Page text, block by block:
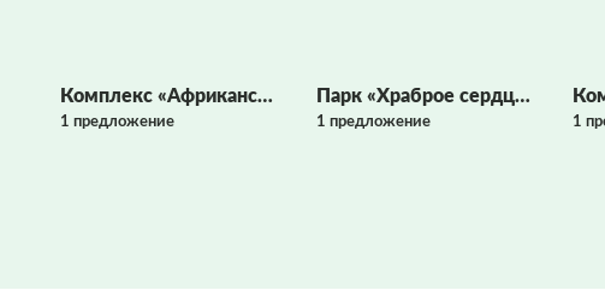
Комплекс «Африканская деревня»
1 предложение
Парк «Храброе сердце»
1 предложение 1